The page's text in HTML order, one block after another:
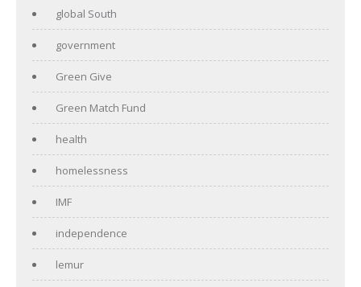
global South
government
Green Give
Green Match Fund
health
homelessness
IMF
independence
lemur